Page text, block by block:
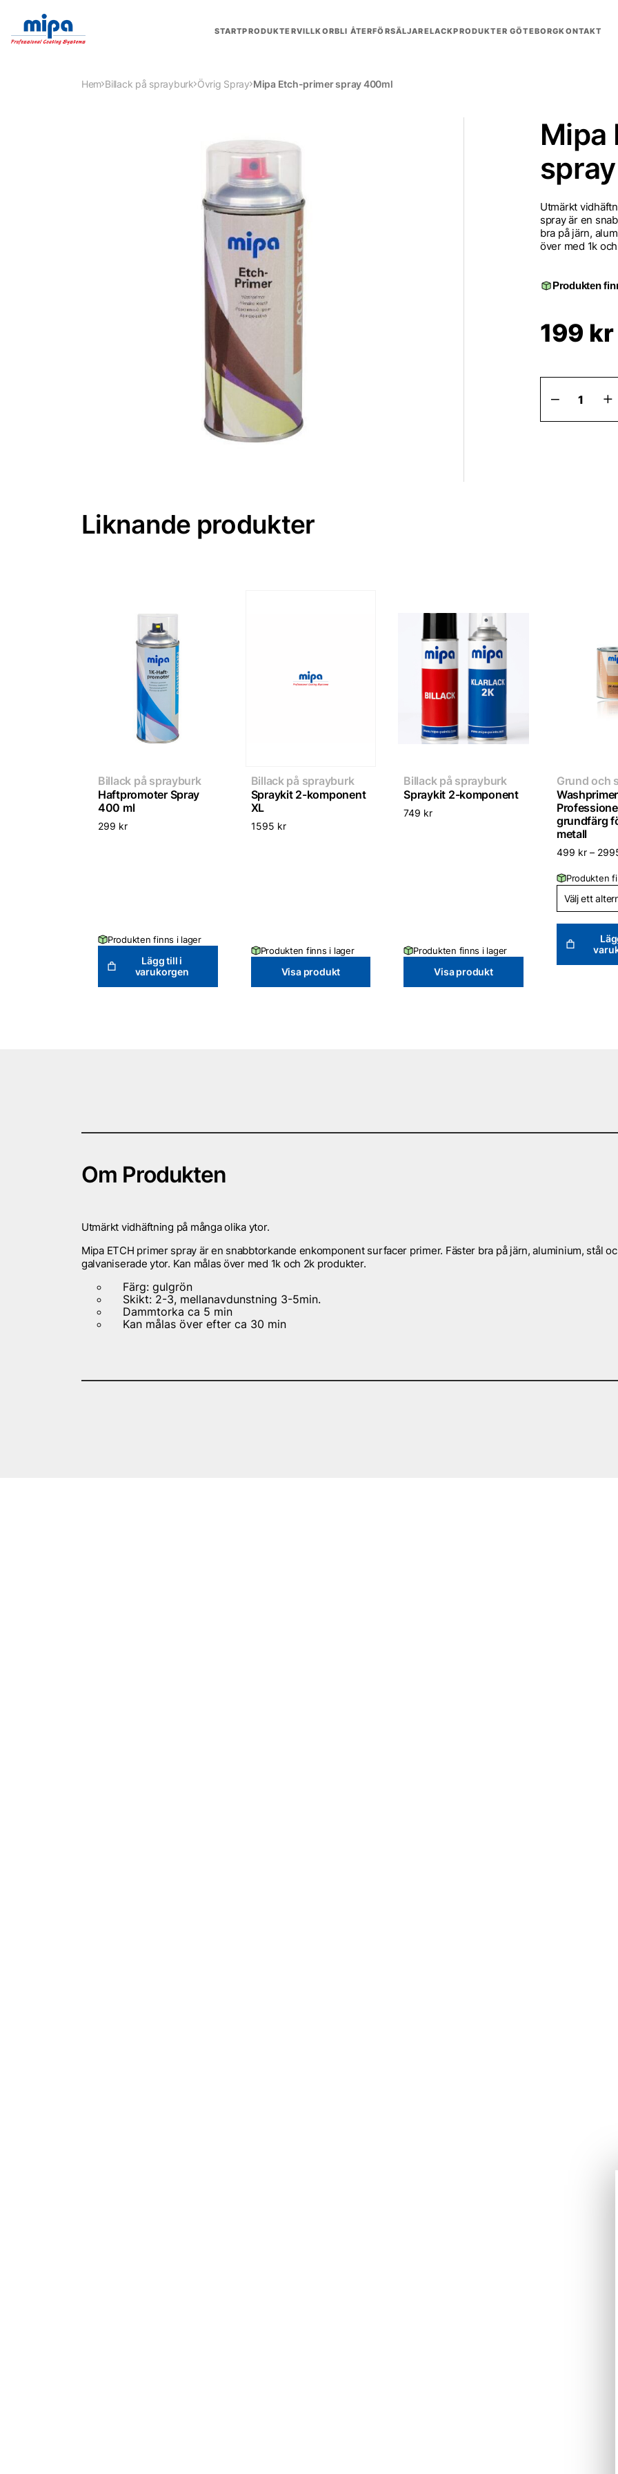
STARTPRODUKTERVILLKORBLI ÅTERFÖRSÄLJARELACKPRODUKTER GÖTEBORGKONTAKT
Hem Billack på sprayburk Övrig Spray Mipa Etch-primer spray 400ml
Mipa
Utmärkt
spray är en
bra på järn,
över med 1k
Produkten
199 kr
Mipa
Etch-
primer
Liknande produkter
Billack på sprayburk
Haftpromoter Spray
400 ml
299 kr
Produkten finns i lager
Lägg till i
varukorgen
Billack på sprayburk
Spraykit 2-komponent
XL
1595 kr
Produkten finns i lager
Visa produkt
Billack på sprayburk
Spraykit 2-komponent
749 kr
Produkten finns i lager
Visa produkt
Grund och
grundfärg
metall
499 kr–
Produkten
Om Produkten
Utmärkt vidhäftning på många olika ytor.
Mipa ETCH primer spray är en snabbtorkande enkomponent surfacer primer. Fäster bra på järn, aluminium, stål
galvaniserade ytor. Kan målas över med 1k och 2k produkter.
Färg: gulgrön
Skikt: 2-3, mellanavdunstning 3-5min.
Dammtorka ca 5 min
Kan målas över efter ca 30 min